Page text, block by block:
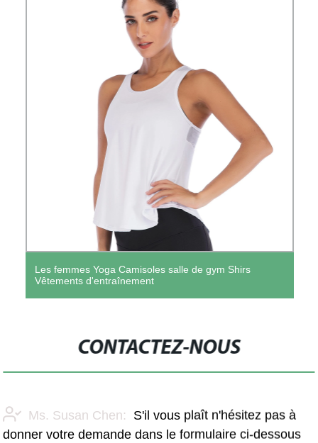
Les femmes Yoga Camisoles salle de gym Shirs
Vêtements d'entraînement
CONTACTEZ-NOUS
Ms. Susan Chen:
S'il vous plaît n'hésitez pas à
donner votre demande dans le formulaire ci-dessous